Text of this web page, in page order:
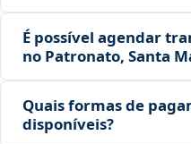
É possível agendar
no Patronato, Santa
Quais formas de
disponíveis?